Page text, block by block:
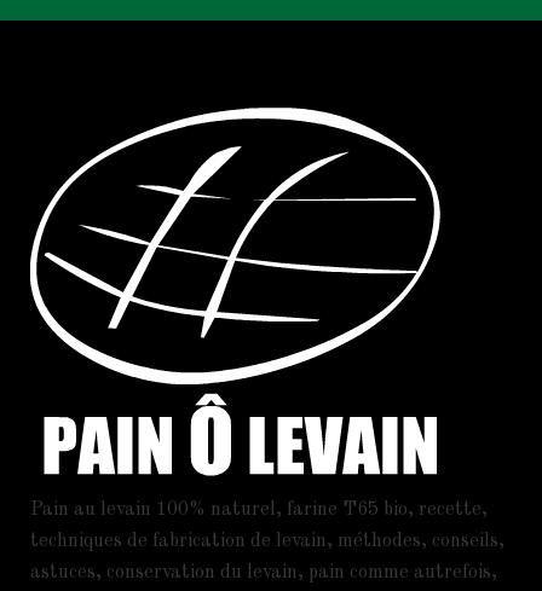
Pain au levain 100% naturel, farine T65 bio, recette,
techniques de fabrication de levain, méthodes, conseils,
astuces, conservation du levain, pain comme autrefois,